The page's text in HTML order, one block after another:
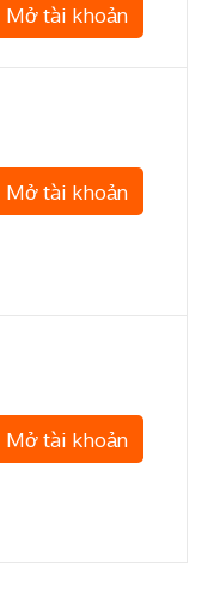
Mở tài khoản
Mở tài khoản
Mở tài khoản